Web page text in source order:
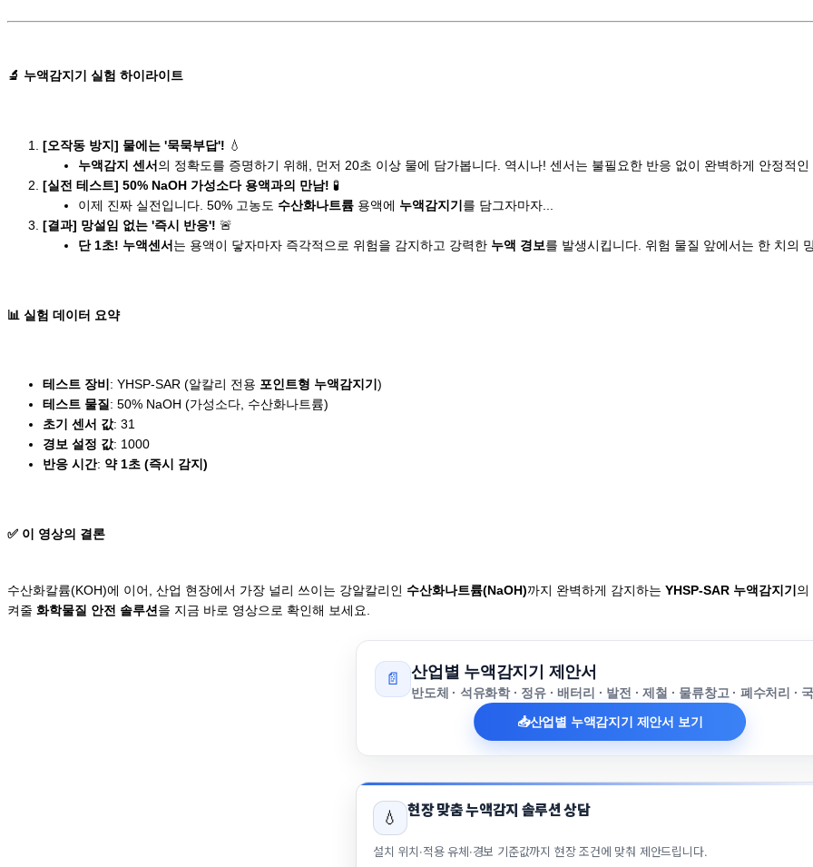
🔬 누액감지기 실험 하이라이트
[오작동 방지] 물에는 '묵묵부답'! 💧
누액감지 센서 의 정확도를 증명하기 위해, 먼저 20초 이상 물에 담가봅니다. 역시나! 센서는 불필요한 반응 없이 완벽하게 안정적
[실전 테스트] 50% NaOH 가성소다 용액과의 만남! 🧪
이제 진짜 실전입니다. 50% 고농도 수산화나트륨 용액에 누액감지기 를 담그자마자...
[결과] 망설임 없는 '즉시 반응'! 🚨
단 1초! 누액센서 는 용액이 닿자마자 즉각적으로 위험을 감지하고 강력한 누액 경보를 발생시킵니다. 위험 물질 앞에서는 한 치의
📊 실험 데이터 요약
테스트 장비 : YHSP-SAR (알칼리 전용 포인트형 누액감지기 )
테스트 물질: 50% NaOH (가성소다, 수산화나트륨)
초기 센서 값: 31
경보 설정 값: 1000
반응 시간: 약 1초 (즉시 감지)
✅ 이 영상의 결론
수산화칼륨(KOH)에 이어, 산업 현장에서 가장 널리 쓰이는 강알칼리인 수산화나트륨(NaOH)까지 완벽하게 감지하는 YHSP-SAR 누액감지기 의
켜줄 화학물질 안전 솔루션을 지금 바로 영상으로 확인해 보세요.
📄 산업별 누액감지기 제안서
반도체 · 석유화학 · 정유 · 배터리 · 발전 · 제철 · 물류창고 · 폐수처리 ·
📥산업별 누액감지기 제안서 보기
💧 현장 맞춤 누액감지 솔루션 상담
설치 위치·적용 유체·경보 기준값까지 현장 조건에 맞춰 제안드립니다.